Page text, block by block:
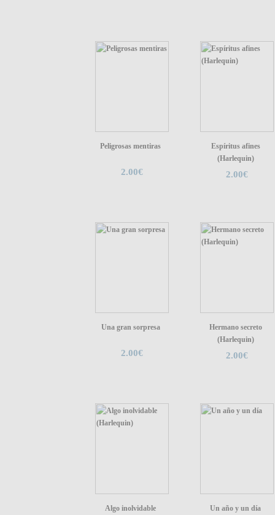
Peligrosas mentiras
2.00€
Espíritus afines
(Harlequin)
2.00€
Una gran sorpresa
2.00€
Hermano secreto
(Harlequin)
2.00€
Algo inolvidable
Un año y un día